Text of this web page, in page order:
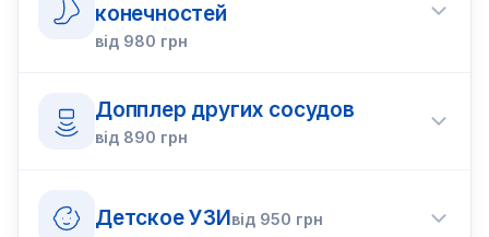
конечностей
від 980 грн
Допплер других сосудов
від 890 грн
Детское УЗИвід 950 грн